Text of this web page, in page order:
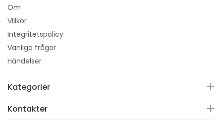
Om
Villkor
Integritetspolicy
Vanliga frågor
Händelser
Kategorier
Kontakter